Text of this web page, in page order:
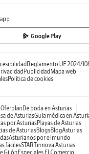
Google Play
Reglamento UE 2024/
Publicidad Mapa web
Política de cookies
Oferplan De boda en Asturias
de AsturiasGuía médica en
por AsturiasPlayas de Asturias
de AsturiasBlogsBlogAsturias
Asturianos por el mundo
fácilesSTARTinnova Asturias
Gijón Especiales El Comercio